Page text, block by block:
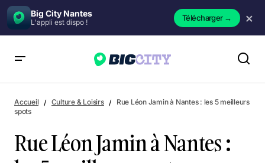
Big City Nantes
L'appli est dispo ! Télécharger→ ×
Accueil Culture & Loisirs
Rue Léon Jamin à Nantes : les 5 meilleurs
spots
Rue Léon Jamin à Nantes :